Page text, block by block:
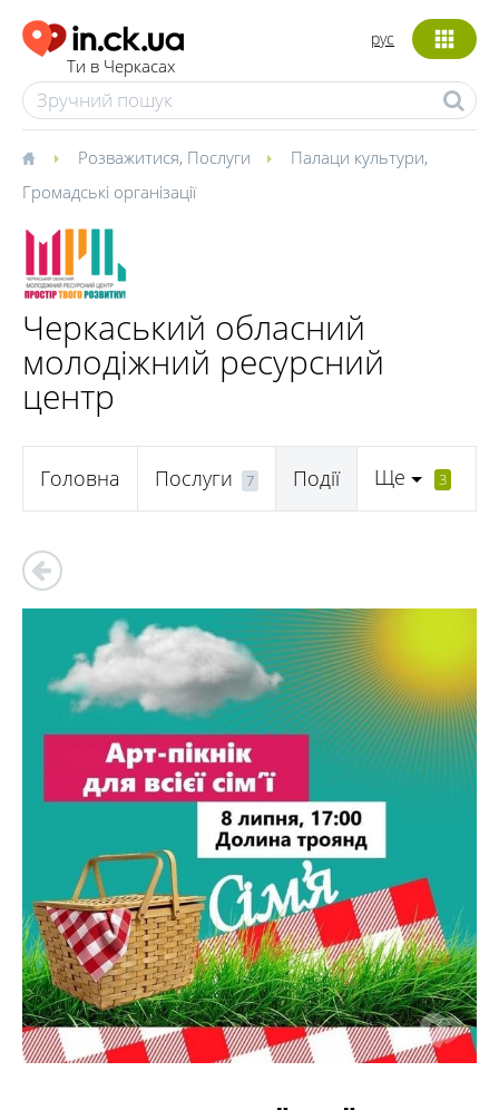
Ти в Черкасах
рус
Розважитися, Послуги Палаци культури,
Громадські організації
Черкаський обласний
молодіжний ресурсний
центр
Головна Послуги 7 Події Ще 3